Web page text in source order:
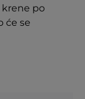
krene po
će se